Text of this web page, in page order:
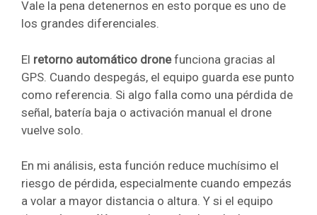
Vale la pena detenernos en esto porque es uno de
los grandes diferenciales.
El retorno automático dronefunciona gracias al
GPS. Cuando despegás, el equipo guarda ese punto
como referencia. Si algo falla como una pérdida de
señal, batería baja o activación manual el drone
vuelve solo.
En mi análisis, esta función reduce muchísimo el
riesgo de pérdida, especialmente cuando empezás
a volar a mayor distancia o altura. Y si el equipo